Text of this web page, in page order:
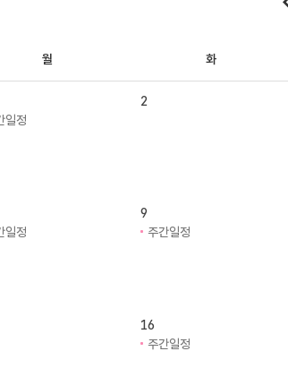
월 화
일정
2
일정
9
주간일정
16
주간일정